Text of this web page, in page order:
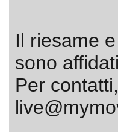
Il riesame
sono
Per